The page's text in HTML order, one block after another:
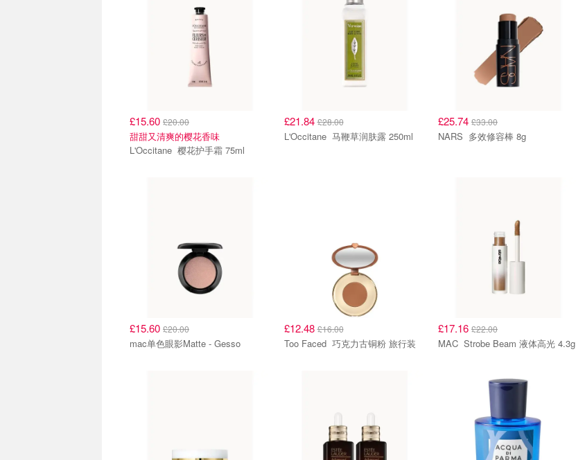
£15.60 £20.00
甜甜又清爽的樱花香味
L'Occitane 樱花护手霜 75ml
£21.84£28.00
L'Occitane 马鞭草润肤露 250ml
£25.74 £33.00
NARS 多效修容棒 8g
£15.60 £20.00
mac单色眼影Matte - Gesso
£12.48£16.00
Too Faced 巧克力古铜粉 旅行装
£17.16 £22.00
MAC Strobe Beam 液体高光 4.3g